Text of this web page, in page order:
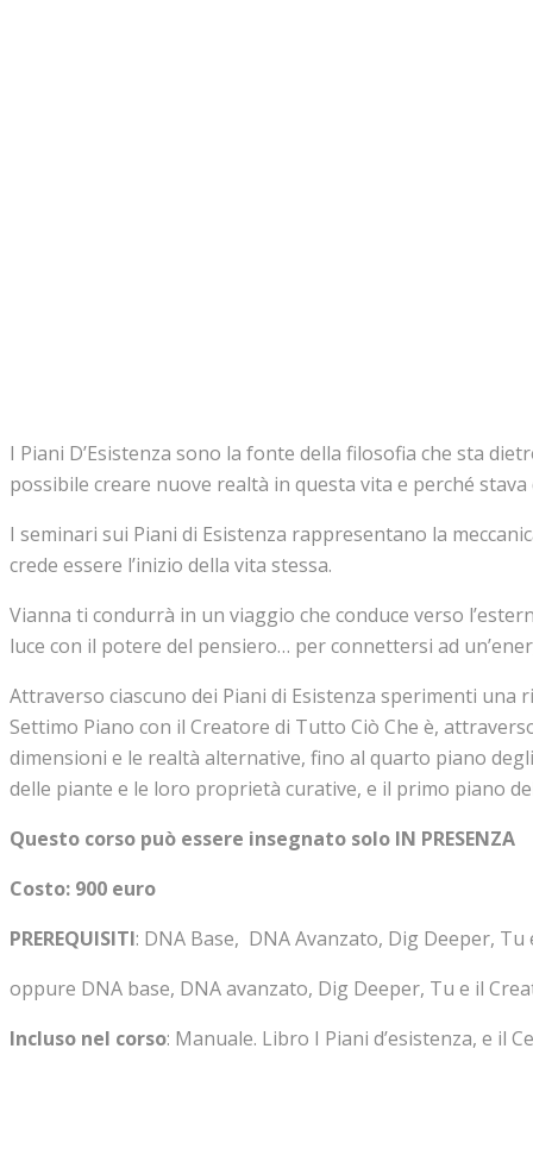
I Piani D’Esistenza sono la fonte della filosofia che sta
possibile creare nuove realtà in questa vita e perché
I seminari sui Piani di Esistenza rappresentano la
crede essere l’inizio della vita stessa.
Vianna ti condurrà in un viaggio che conduce verso
luce con il potere del pensiero… per connettersi ad
Attraverso ciascuno dei Piani di Esistenza sperimenti una
Settimo Piano con il Creatore di Tutto Ciò Che è,
dimensioni e le realtà alternative, fino al quarto piano
delle piante e le loro proprietà curative, e il primo piano
Questo corso può essere insegnato solo IN PRESENZA
Costo: 900 euro
PREREQUISITI: DNA Base, DNA Avanzato, Dig Deeper,
oppure DNA base, DNA avanzato, Dig Deeper, Tu e il
Incluso nel corso: Manuale. Libro I Piani d’esistenza, e il